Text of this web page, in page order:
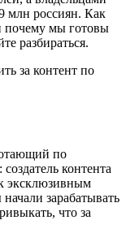
млн россиян. Как
почему мы готовы
разбираться.
по
контента
эксклюзивным
зарабатывать
что за